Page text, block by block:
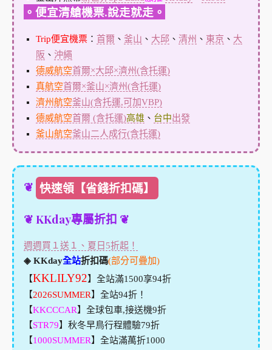
。便宜清艙機票.說走就走。
Trip便宜機票： 首爾 、 釜山 、 大邱 、 清州 、 東京 、 大
阪 、 沖繩
德威航空首爾×大邱×濟州(含托運)
真航空首爾×釜山×濟州(含托運)
濟州航空釜山(含托運,可加VBP)
德威航空首爾 (含托運)高雄 、 台中出發
釜山航空釜山二人成行(含托運)
❦ 快速領【省錢折扣碼】
❦ KKday專屬折扣 ❦
週週買１送１、夏日5折起！
◈ KKday全站折扣碼(部分可疊加)
【KKLILY92】全站滿1500享94折
【2026SUMMER】全站94折！
【KKCCCAR】全球包車,接送機9折
【STR79】秋冬早鳥行程體驗79折
【1000SUMMER】全站滿萬折1000